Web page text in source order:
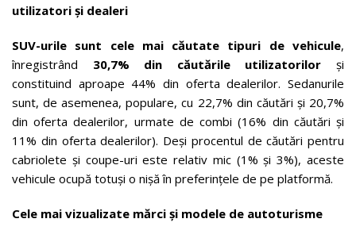
utilizatori și dealeri
SUV-urile sunt cele mai căutate tipuri de vehicule,
înregistrând 30,7% din căutările utilizatorilor și
constituind aproape 44% din oferta dealerilor. Sedanurile
sunt, de asemenea, populare, cu 22,7% din căutări și 20,7%
din oferta dealerilor, urmate de combi (16% din căutări și
11% din oferta dealerilor). Deși procentul de căutări pentru
cabriolete și coupe-uri este relativ mic (1% și 3%), aceste
vehicule ocupă totuși o nișă în preferințele de pe platformă.
Cele mai vizualizate mărci și modele de autoturisme